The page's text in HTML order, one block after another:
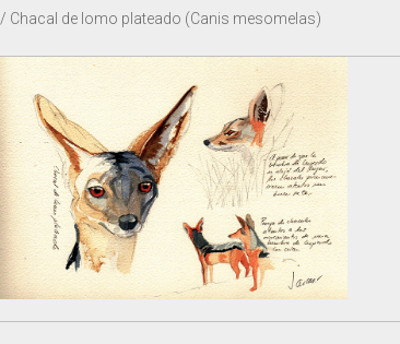
/ Chacal de lomo plateado (Canis mesomelas)